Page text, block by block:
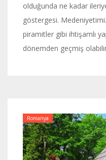
olduğunda ne kadar
göstergesi.
piramitler gibi ihtişamlı
dönemden geçmiş
Romanya